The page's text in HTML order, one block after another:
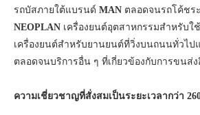
รถบัสภายใต้แบรนด์ MAN ตลอดจนรถโค้ชร
NEOPLAN เครื่องยนต์อุตสาหกรรมสำหรับใ
เครื่องยนต์สำหรับยานยนต์ที่วิ่งบนถนนทั่วไป
ตลอดจนบริการอื่น ๆ ที่เกี่ยวข้องกับการขนส่ง
ความเชี่ยวชาญที่สั่งสมเป็นระยะเวลากว่า